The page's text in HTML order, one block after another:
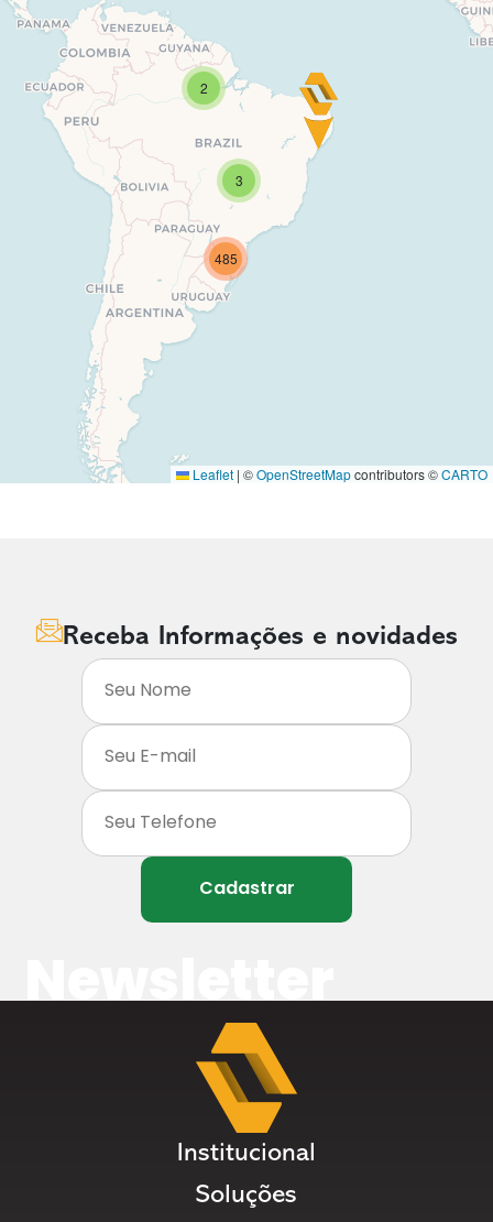
485
3
2
Leaflet | ©OpenStreetMapcontributors ©CARTO
Newsletter
Receba Informações e novidades
Cadastrar
Institucional
Soluções